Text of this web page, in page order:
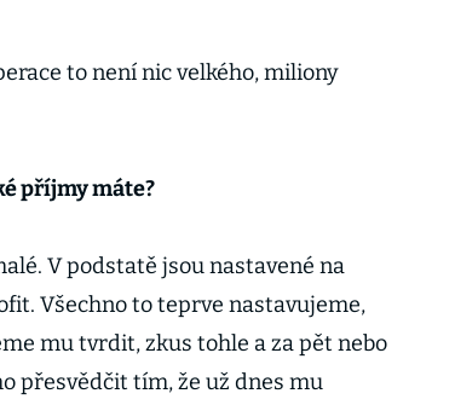
to není nic velkého, miliony
příjmy máte?
V podstatě jsou nastavené na
Všechno to teprve nastavujeme,
mu tvrdit, zkus tohle a za pět nebo
přesvědčit tím, že už dnes mu